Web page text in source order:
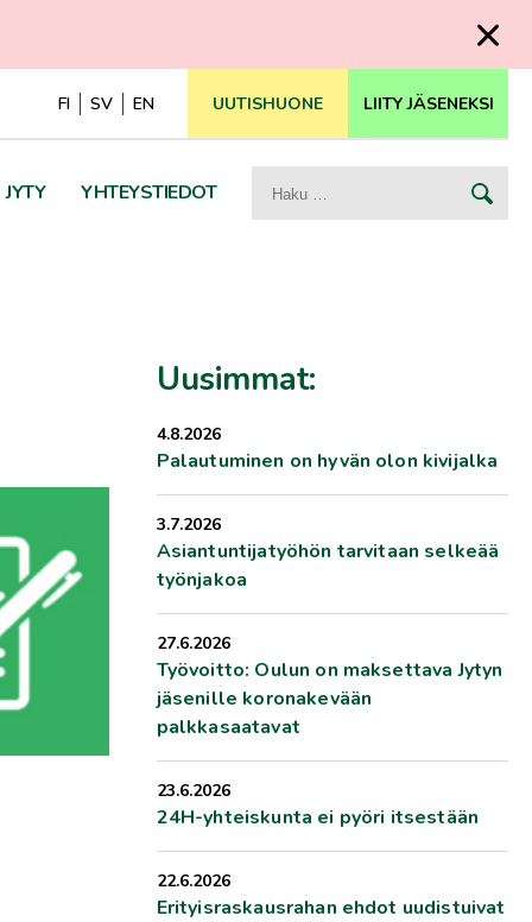
FI SV EN UUTISHUONE LIITY JÄSENEKSI
JYTY YHTEYSTIEDOT Haku:
Uusimmat:
4.8.2026
Palautuminen on hyvän olon kivijalka
3.7.2026
Asiantuntijatyöhön tarvitaan selkeää
työnjakoa
27.6.2026
Työvoitto: Oulun on maksettava Jytyn
jäsenille koronakevään
palkkasaatavat
23.6.2026
24H-yhteiskunta ei pyöri itsestään
22.6.2026
Erityisraskausrahan ehdot uudistuivat